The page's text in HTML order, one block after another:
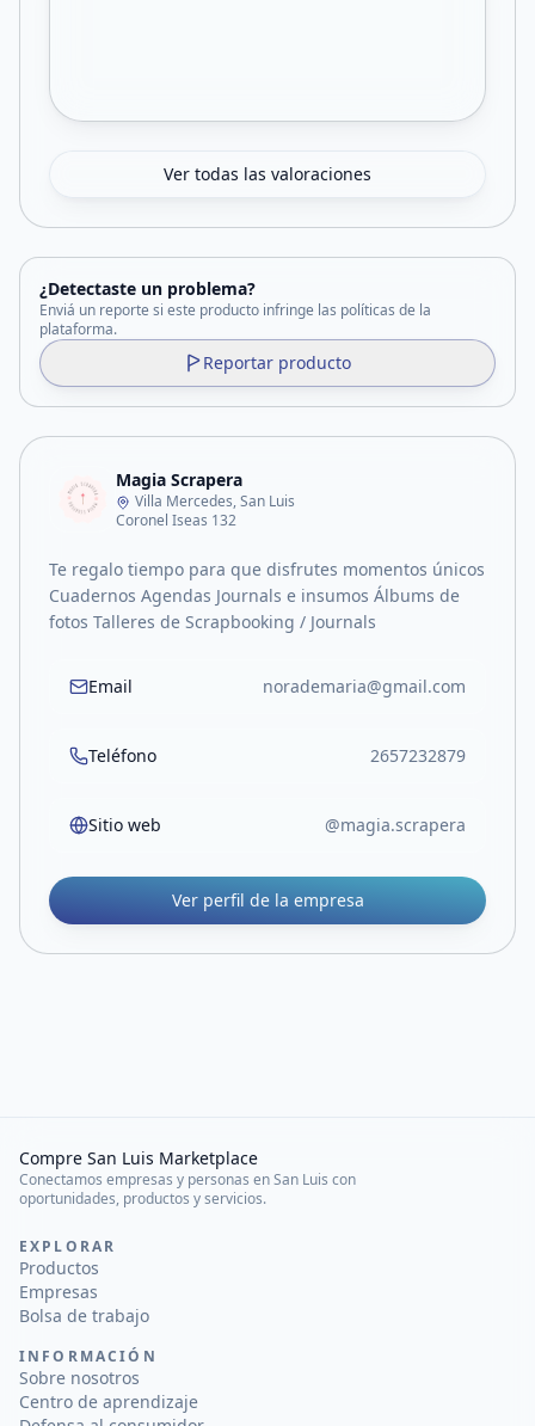
Ver todas las valoraciones
¿Detectaste un problema?
Enviá un reporte si este producto infringe las políticas de la
plataforma.
Reportar producto
Magia Scrapera
Villa Mercedes, San Luis
Coronel Iseas 132
Te regalo tiempo para que disfrutes momentos únicos
Cuadernos Agendas Journals e insumos Álbums de
fotos Talleres de Scrapbooking / Journals
Email norademaria@gmail.com
Teléfono 2657232879
Sitio web @magia.scrapera
Ver perfil de la empresa
Compre San Luis Marketplace
Conectamos empresas y personas en San Luis con
oportunidades, productos y servicios.
EXPLORAR
Productos
Empresas
Bolsa de trabajo
INFORMACIÓN
Sobre nosotros
Centro de aprendizaje